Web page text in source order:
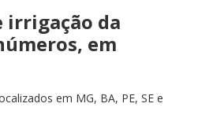
irrigação da
em
em MG, BA, PE, SE e